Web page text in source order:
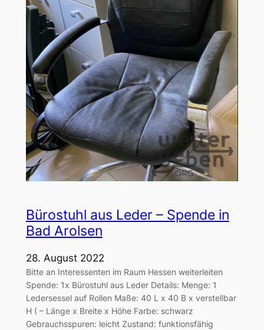
Bürostuhl aus Leder – Spende in
Bad Arolsen
28. August 2022
Bitte an Interessenten im Raum Hessen weiterleiten
Spende: 1x Bürostuhl aus Leder Details: Menge: 1
Ledersessel auf Rollen Maße: 40 L x 40 B x verstellbar
H ( – Länge x Breite x Höhe Farbe: schwarz
Gebrauchsspuren: leicht Zustand: funktionsfähig